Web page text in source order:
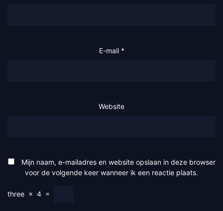
E-mail *
Website
Mijn naam, e-mailadres en website opslaan in deze browser
voor de volgende keer wanneer ik een reactie plaats.
three × 4 =